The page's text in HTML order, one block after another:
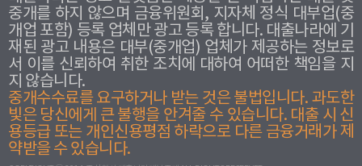
중개를 하지 않으며 금융위원회, 지자체 정식 대부업(중
개업 포함) 등록 업체만 광고 등록 합니다. 대출나라에 기
재된 광고 내용은 대부(중개업) 업체가 제공하는 정보로
서 이를 신뢰하여 취한 조치에 대하여 어떠한 책임을 지
지 않습니다.
중개수수료를 요구하거나 받는 것은 불법입니다. 과도한
빛은 당신에게 큰 불행을 안겨줄 수 있습니다. 대출 시 신
용등급 또는 개인신용평점 하락으로 다른 금융거래가 제
약받을 수 있습니다.